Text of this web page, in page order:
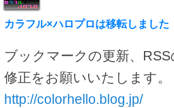
カラフル×ハロプロは移転しました
ブックマークの更新、
修正をお願いいたします。
http://colorhello.blog.jp/